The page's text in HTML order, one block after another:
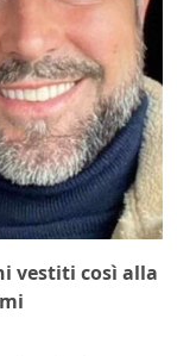
vestiti così alla